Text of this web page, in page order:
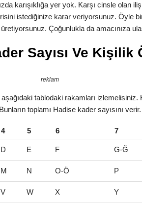
karışıklığa yer yok. Karşı cinsle olan
istediğinize karar veriyorsunuz. Öyle
Çoğunlukla da amacınıza
Sayısı Ve Kişilik
reklam
tablodaki rakamları
toplamı Hadise kader sayısını verir.
4 5 6 7
D E F G-Ğ
M N O-Ö P
V W X Y